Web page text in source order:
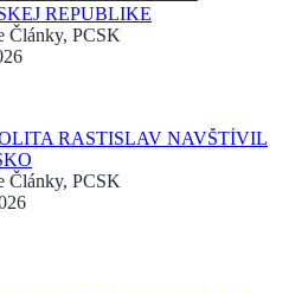
REPUBLIKE
Články, PCSK
RASTISLAV NAVŠTÍVIL
Články, PCSK